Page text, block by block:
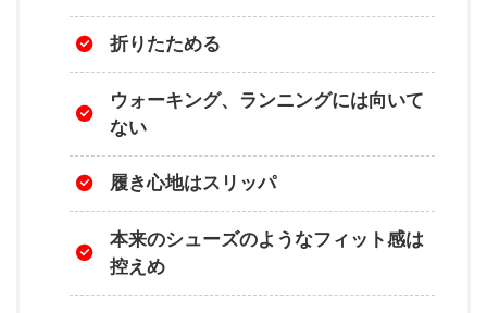
折りたためる
ウォーキング、ランニングには向いて
ない
履き心地はスリッパ
本来のシューズのようなフィット感は
控えめ